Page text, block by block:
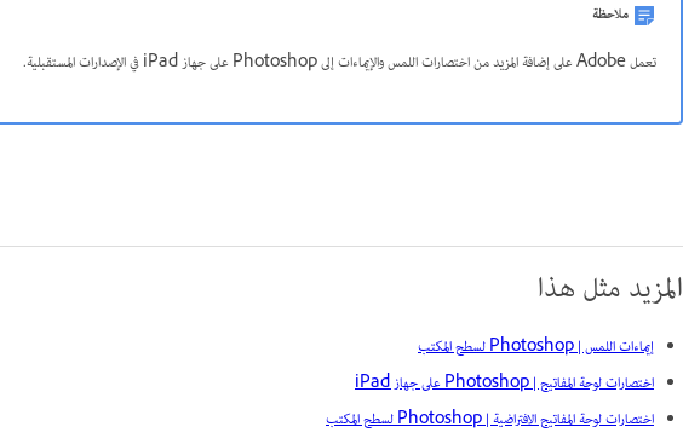
ملاحظة
تعمل Adobe على إضافة المزيد من اختصارات اللمس والإيماءات إلى Photoshop على جهاز iPad في الإصدارات المستقبلية.
المزيد مثل هذا
إيماءات اللمس | Photoshop لسطح المكتب
اختصارات لوحة المفاتيح | Photoshop على جهاز iPad
اختصارات لوحة المفاتيح الافتراضية | Photoshop لسطح المكتب